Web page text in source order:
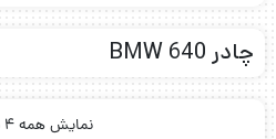
چادر BMW 640
نمایش همه 4 نتیجه